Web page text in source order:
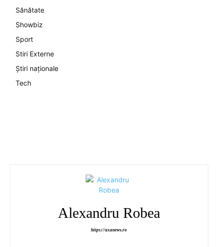
Sănătate
Showbiz
Sport
Stiri Externe
Știri naționale
Tech
Alexandru Robea
https://axanews.ro